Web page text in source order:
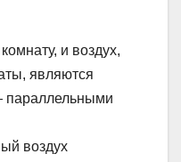
и воздух,
являются
воздух